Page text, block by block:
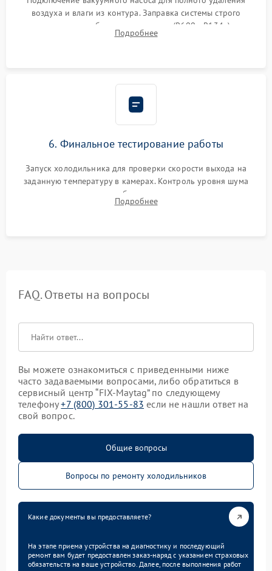
воздуха и влаги из контура. Заправка системы строго
дозированным объемом хладагента (R600a, R134a) по
электронным весам. Контроль рабочего давления в системе.
Подробнее
6. Финальное тестирование работы
Запуск холодильника для проверки скорости выхода на
заданную температуру в камерах. Контроль уровня шума
компрессора, отсутствия обмерзания стенок и корректного
срабатывания системы автоматической оттайки.
Подробнее
FAQ. Ответы на вопросы
Вы можете ознакомиться с приведенными ниже
часто задаваемыми вопросами, либо обратиться в
сервисный центр “FIX-Maytag” по следующему
телефону+7 (800) 301-55-83 если не нашли ответ на
свой вопрос.
Общие вопросы
Вопросы по ремонту холодильников
Какие документы вы предоставляете?
На этапе приема устройства на диагностику и последующий
ремонт вам будет предоставлен заказ-наряд с указанием страховых
обязательств на ваше устройство. Далее, после выполнения работ